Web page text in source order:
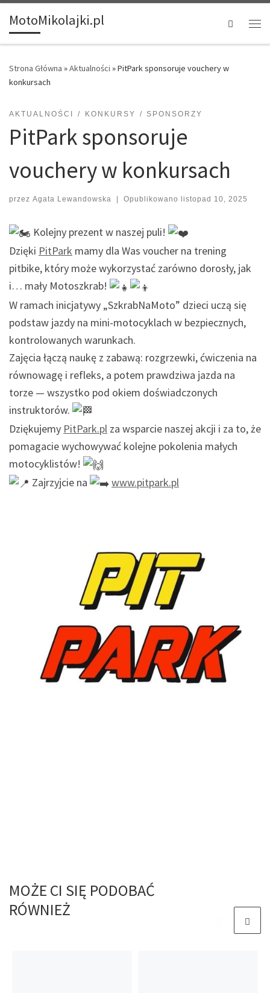
MotoMikolajki.pl Search
Strona Główna »Aktualności »PitPark sponsoruje vouchery w
konkursach
AKTUALNOŚCI KONKURSY SPONSORZY
PitPark sponsoruje
vouchery w konkursach
przez Agata Lewandowska Opublikowano listopad 10, 2025
Kolejny prezent w naszej puli!
Dzięki PitPark mamy dla Was voucher na trening
pitbike, który może wykorzystać zarówno dorosły, jak
i… mały Motoszkrab!
W ramach inicjatywy „SzkrabNaMoto” dzieci uczą się
podstaw jazdy na mini-motocyklach w bezpiecznych,
kontrolowanych warunkach.
Zajęcia łączą naukę z zabawą: rozgrzewki, ćwiczenia na
równowagę i refleks, a potem prawdziwa jazda na
torze — wszystko pod okiem doświadczonych
instruktorów.
Dziękujemy PitPark.pl za wsparcie naszej akcji i za to, że
pomagacie wychowywać kolejne pokolenia małych
motocyklistów!
Zajrzyjcie na
www.pitpark.pl
MOŻE CI SIĘ PODOBAĆ
RÓWNIEŻ